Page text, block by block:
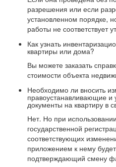
разрешения или если
установленном порядке,
работы не соответствует
Как узнать
квартиры или дома?
Вы можете заказать
стоимости объекта
Необходимо ли вносить
правоустанавливающие и
документы на квартиру в
Нет. Но при
государственной
соответствующих
приложением к нему
подтверждающий смену